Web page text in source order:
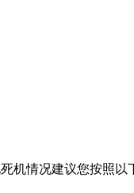
机情况建议您按照以